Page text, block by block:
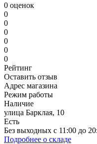
0 оценок
0
0
0
0
0
0
Рейтинг
Оставить отзыв
Адрес магазина
Режим работы
Наличие
улица Барклая, 10
Есть
Без выходных с 11:00 до
Подробнее о складе